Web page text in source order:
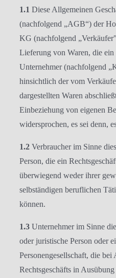
1.1 Diese Allgemeinen
(nachfolgend „AGB“) der
KG (nachfolgend
Lieferung von Waren, die ein
Unternehmer (nachfolgend
hinsichtlich der vom
dargestellten Waren
Einbeziehung von eigenen
widersprochen, es sei denn,
1.2 Verbraucher im Sinne
Person, die ein
überwiegend weder ihrer
selbständigen beruflichen
können.
1.3 Unternehmer im Sinne
oder juristische Person oder
Personengesellschaft, die bei
Rechtsgeschäfts in